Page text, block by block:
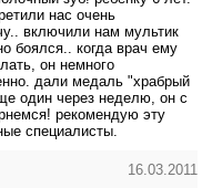
нас очень
включили нам мультик
боялся.. когда врач ему
он немного
дали медаль "храбрый
один через неделю, он с
рекомендую эту
специалисты.
16.03.2011